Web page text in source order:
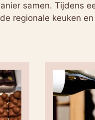
samen. Tijdens
regionale keuken